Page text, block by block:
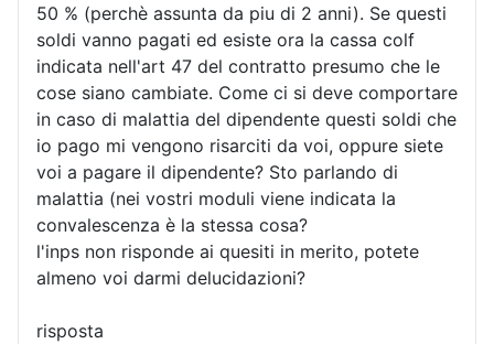
50 % (perchè assunta da piu di 2 anni). Se questi
soldi vanno pagati ed esiste ora la cassa colf
indicata nell'art 47 del contratto presumo che le
cose siano cambiate. Come ci si deve comportare
in caso di malattia del dipendente questi soldi che
io pago mi vengono risarciti da voi, oppure siete
voi a pagare il dipendente? Sto parlando di
malattia (nei vostri moduli viene indicata la
convalescenza è la stessa cosa?
l'inps non risponde ai quesiti in merito, potete
almeno voi darmi delucidazioni?
risposta